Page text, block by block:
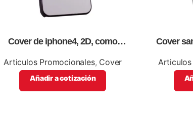
Cover de iphone4, 2D, como
Articulos Promocionales, Cover
Añadir a cotización
Cover
Articulos